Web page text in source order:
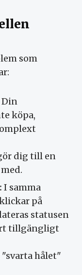
som
Din
köpa,
dig till en
I samma
på
statusen
tillgängligt
hålet"